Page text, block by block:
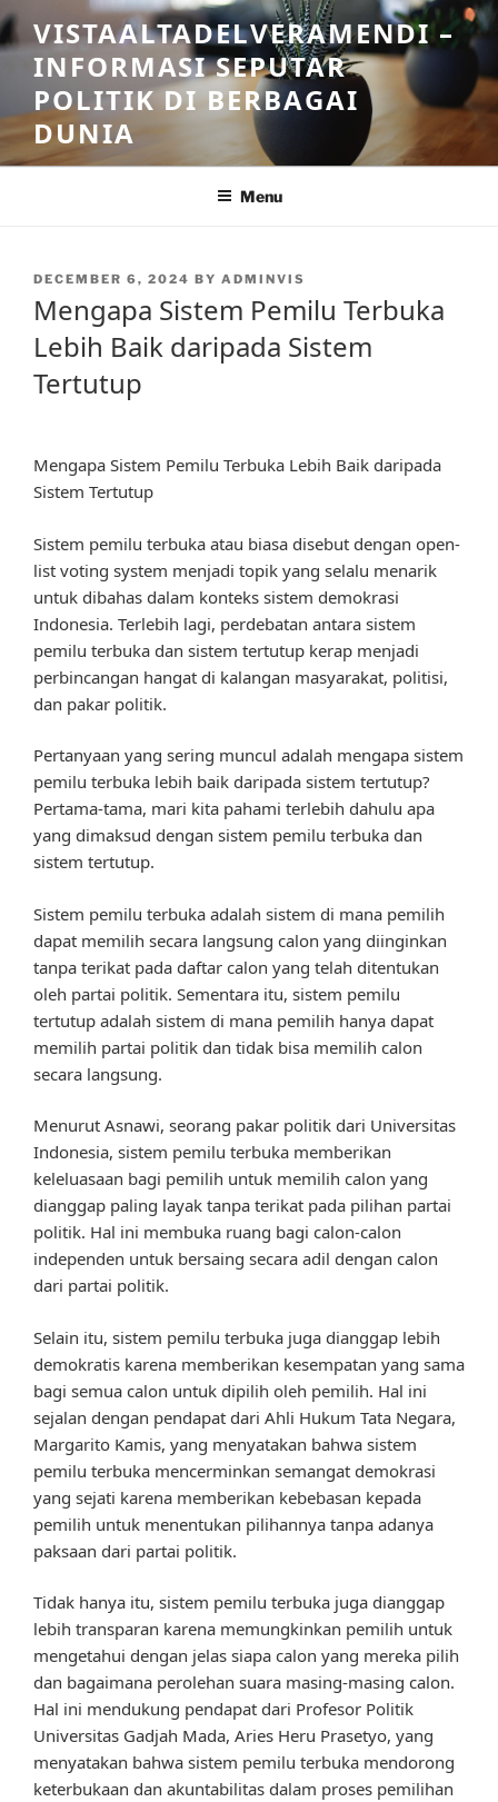
Skip
to
content
VISTAALTADELVERAMENDI –
INFORMASI SEPUTAR
POLITIK DI BERBAGAI
DUNIA
Menu
POSTED
DECEMBER 6, 2024 BY ADMINVIS
Mengapa Sistem Pemilu Terbuka
Lebih Baik daripada Sistem
Tertutup
Mengapa Sistem Pemilu Terbuka Lebih Baik daripada
Sistem Tertutup
Sistem pemilu terbuka atau biasa disebut dengan open-
list voting system menjadi topik yang selalu menarik
untuk dibahas dalam konteks sistem demokrasi
Indonesia. Terlebih lagi, perdebatan antara sistem
pemilu terbuka dan sistem tertutup kerap menjadi
perbincangan hangat di kalangan masyarakat, politisi,
dan pakar politik.
Pertanyaan yang sering muncul adalah mengapa sistem
pemilu terbuka lebih baik daripada sistem tertutup?
Pertama-tama, mari kita pahami terlebih dahulu apa
yang dimaksud dengan sistem pemilu terbuka dan
sistem tertutup.
Sistem pemilu terbuka adalah sistem di mana pemilih
dapat memilih secara langsung calon yang diinginkan
tanpa terikat pada daftar calon yang telah ditentukan
oleh partai politik. Sementara itu, sistem pemilu
tertutup adalah sistem di mana pemilih hanya dapat
memilih partai politik dan tidak bisa memilih calon
secara langsung.
Menurut Asnawi, seorang pakar politik dari Universitas
Indonesia, sistem pemilu terbuka memberikan
keleluasaan bagi pemilih untuk memilih calon yang
dianggap paling layak tanpa terikat pada pilihan partai
politik. Hal ini membuka ruang bagi calon-calon
independen untuk bersaing secara adil dengan calon
dari partai politik.
Selain itu, sistem pemilu terbuka juga dianggap lebih
demokratis karena memberikan kesempatan yang sama
bagi semua calon untuk dipilih oleh pemilih. Hal ini
sejalan dengan pendapat dari Ahli Hukum Tata Negara,
Margarito Kamis, yang menyatakan bahwa sistem
pemilu terbuka mencerminkan semangat demokrasi
yang sejati karena memberikan kebebasan kepada
pemilih untuk menentukan pilihannya tanpa adanya
paksaan dari partai politik.
Tidak hanya itu, sistem pemilu terbuka juga dianggap
lebih transparan karena memungkinkan pemilih untuk
mengetahui dengan jelas siapa calon yang mereka pilih
dan bagaimana perolehan suara masing-masing calon.
Hal ini mendukung pendapat dari Profesor Politik
Universitas Gadjah Mada, Aries Heru Prasetyo, yang
menyatakan bahwa sistem pemilu terbuka mendorong
keterbukaan dan akuntabilitas dalam proses pemilihan